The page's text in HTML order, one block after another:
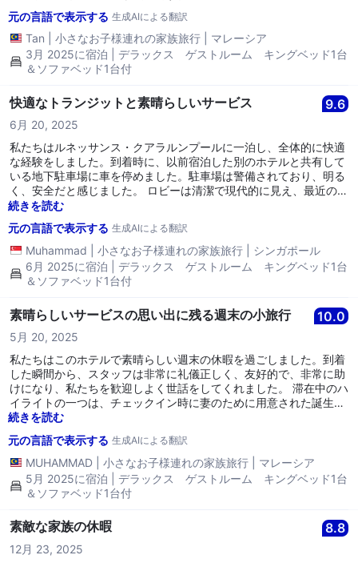
元の言語で表示する 生成AIによる翻訳
Tan 小さなお子様連れの家族旅行
マレーシア
3月 2025に宿泊 | デラックス ゲストルーム キングベッド1台
＆ソファベッド1台付
快適なトランジットと素晴らしいサービス 9.6
6月 20, 2025
私たちはルネッサンス・クアラルンプールに一泊し、全体的に快適
な経験をしました。到着時に、以前宿泊した別のホテルと共有して
いる地下駐車場に車を停めました。駐車場は警備されており、明る
く、安全だと感じました。 ロビーは清潔で現代的に見え、最近の改
装後に明らかにリフレッシュされていました。チェックインはスム
ーズで、受付のスタッフが無料の部屋のアップグレードを提案して
くれたときは嬉しい驚きでしたので、喜んで受け入れました。 24
階の部屋は広々としており、大きなバスルームにはシャワーとバス
タブがありました。レイアウトと高層階からの眺めを気に入りまし
たが、ホテルの改装にもかかわらず、部屋にはやや古い感じが残っ
ていると感じました。 いくつか小さな問題がありました。お湯が思
ったほど熱くなく、寝室とリビングエリアの温度を調整できなかっ
たのですが、コントロールがロックされていました。時々部屋が寒
くなり、空調を手動でオンオフしなければならなかったため、温度
過ごすことができました。 全体として、私たちは短い滞在を楽し
み、ホスピタリティに感謝しました。いくつかの調整があれば、体
験はさらに良くなるでしょうが、ルネッサンスは依然として市内で
の安定した快適な滞在を提供しています。
続きを読む
元の言語で表示する 生成AIによる翻訳
Muhammad 小さなお子様連れの家族旅行
シンガポール
6月 2025に宿泊 | デラックス ゲストルーム キングベッド1台
＆ソファベッド1台付
素晴らしいサービスの思い出に残る週末の小旅行 10.0
5月 20, 2025
私たちはこのホテルで素晴らしい週末の休暇を過ごしました。到着
した瞬間から、スタッフは非常に礼儀正しく、友好的で、非常に助
けになり、私たちを歓迎しよく世話をしてくれました。 滞在中のハ
イライトの一つは、チェックイン時に妻のために用意された誕生日
サプライズでした。部屋は風船とケーキで美しく飾られており、彼
女は本当に驚き、この瞬間は非常に特別なものでした。チームの追
加の努力には本当に感謝しています。 朝食ビュッフェも別のハイラ
イトでした - ケーキ、新鮮な果物、麺、地元の料理と国際料理のバ
ラエティなど、たくさんの選択肢がありました。とても美味しく、
満足できるもので、誰にでも合う何かがありました。 ウォーターパ
ークも子供に大人気でした - とても子供に優しく、よく整備されて
いて、小さなお子さんを連れた家族には完璧です。 全体的に、私た
ちは素晴らしい体験をし、リラックスして楽しい滞在を求める人に
はこのホテルをぜひお勧めしたいと思います。
続きを読む
元の言語で表示する 生成AIによる翻訳
MUHAMMAD 小さなお子様連れの家族旅行
マレーシア
5月 2025に宿泊 | デラックス ゲストルーム キングベッド1台
＆ソファベッド1台付
素敵な家族の休暇 8.8
12月 23, 2025